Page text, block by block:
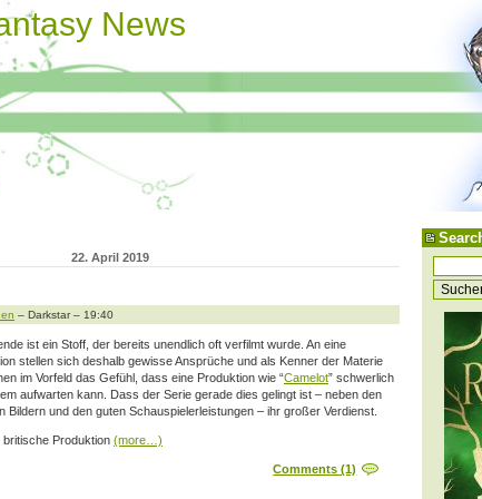
News
22. April 2019
– Darkstar – 19:40
ist ein Stoff, der bereits unendlich oft verfilmt wurde. An eine
stellen sich deshalb gewisse Ansprüche und als Kenner der Materie
im Vorfeld das Gefühl, dass eine Produktion wie “Camelot” schwerlich
aufwarten kann. Dass der Serie gerade dies gelingt ist – neben den
Bildern und den guten Schauspielerleistungen – ihr großer Verdienst.
Produktion (more…)
Comments (1)